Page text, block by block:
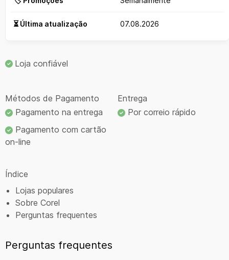
⏳ Última atualização 07.08.2026
Loja confiável
Métodos de Pagamento
Pagamento na entrega
Pagamento com cartão
on-line
Entrega
Por correio rápido
Índice
Lojas populares
Sobre Corel
Perguntas frequentes
Perguntas frequentes